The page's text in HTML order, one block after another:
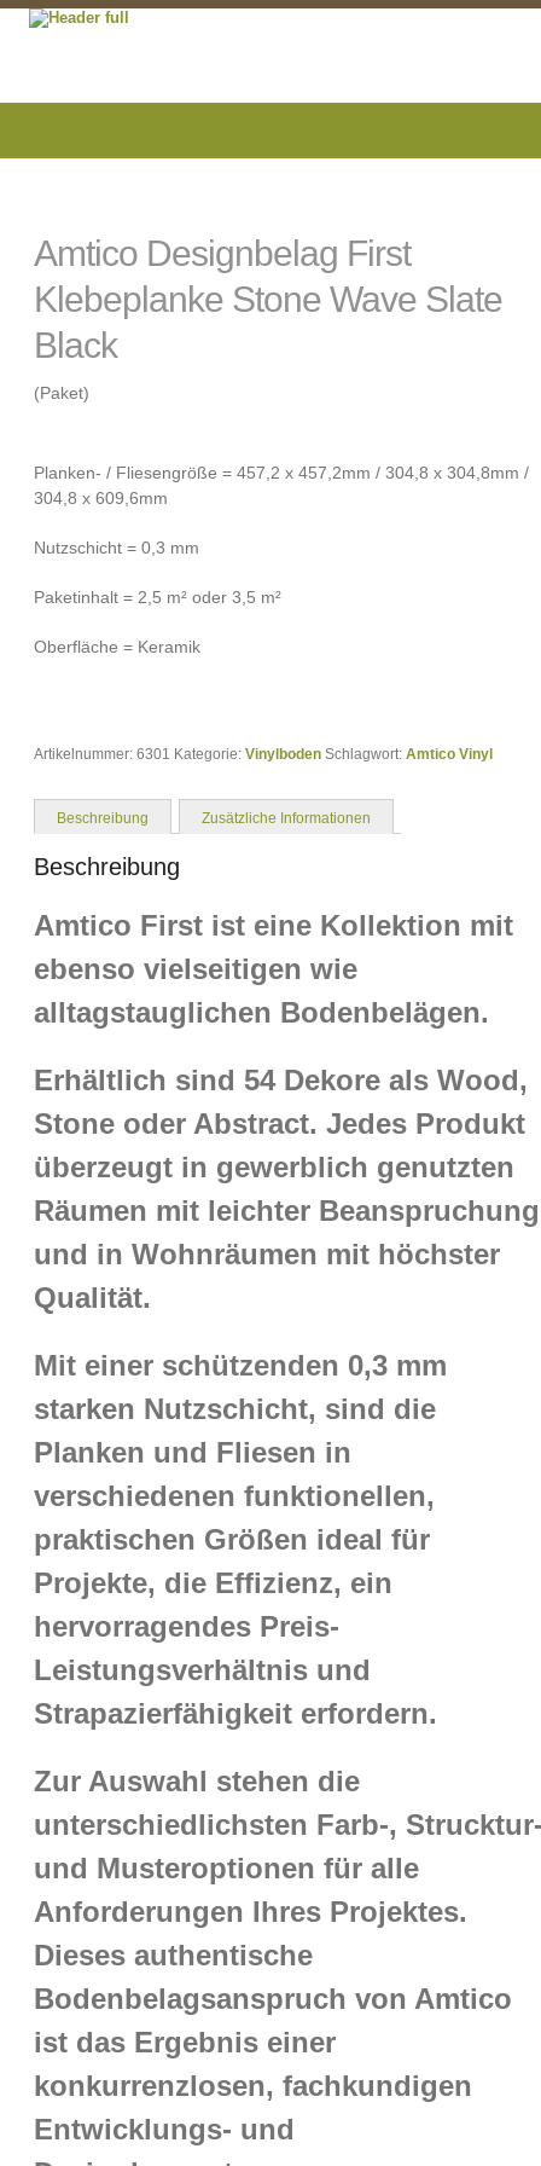
Amtico Designbelag First
Klebeplanke Stone Wave Slate
Black
(Paket)
Planken- / Fliesengröße = 457,2 x 457,2mm / 304,8 x 304,8mm /
304,8 x 609,6mm
Nutzschicht = 0,3 mm
Paketinhalt = 2,5 m² oder 3,5 m²
Oberfläche = Keramik
Artikelnummer: 6301 Kategorie: Vinylboden Schlagwort: Amtico Vinyl
Beschreibung Zusätzliche Informationen
Beschreibung
Amtico First ist eine Kollektion mit
ebenso vielseitigen wie
alltagstauglichen Bodenbelägen.
Erhältlich sind 54 Dekore als Wood,
Stone oder Abstract. Jedes Produkt
überzeugt in gewerblich genutzten
Räumen mit leichter Beanspruchung
und in Wohnräumen mit höchster
Qualität.
Mit einer schützenden 0,3 mm
starken Nutzschicht, sind die
Planken und Fliesen in
verschiedenen funktionellen,
praktischen Größen ideal für
Projekte, die Effizienz, ein
hervorragendes Preis-
Leistungsverhältnis und
Strapazierfähigkeit erfordern.
Zur Auswahl stehen die
unterschiedlichsten Farb-,
und Musteroptionen für alle
Anforderungen Ihres Projektes.
Dieses authentische
Bodenbelagsanspruch von Amtico
ist das Ergebnis einer
konkurrenzlosen, fachkundigen
Entwicklungs- und